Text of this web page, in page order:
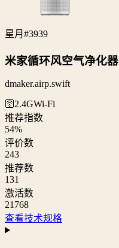
星月 #3939
米家循环风空气净化器
dmaker.airp.swift
🛜2.4GWi‑Fi
推荐指数
54%
评价数
243
推荐数
131
激活数
21768
查看技术规格